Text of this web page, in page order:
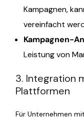
Kampagnen,
vereinfacht
Kampagnen-
Leistung von
3. Integration
Plattformen
Für Unternehmen